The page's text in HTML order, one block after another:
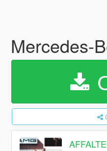
Mercedes-